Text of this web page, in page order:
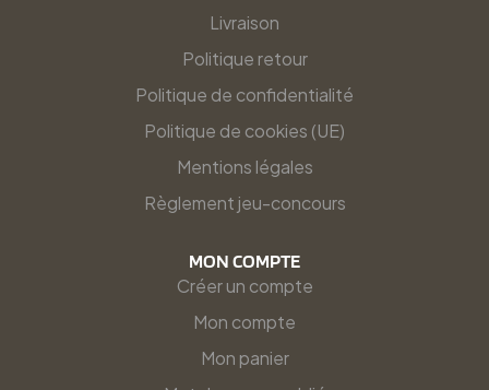
Livraison
Politique retour
Politique de confidentialité
Politique de cookies (UE)
Mentions légales
Règlement jeu-concours
MON COMPTE
Créer un compte
Mon compte
Mon panier